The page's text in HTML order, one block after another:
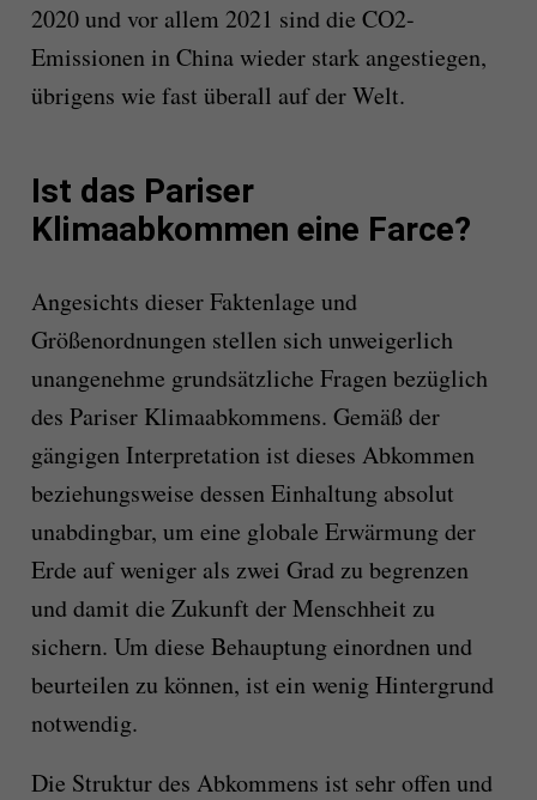
2020 und vor allem 2021 sind die CO2-
Emissionen in China wieder stark angestiegen,
übrigens wie fast überall auf der Welt.
Ist das Pariser
Klimaabkommen eine Farce?
Angesichts dieser Faktenlage und
Größenordnungen stellen sich unweigerlich
unangenehme grundsätzliche Fragen bezüglich
des Pariser Klimaabkommens. Gemäß der
gängigen Interpretation ist dieses Abkommen
beziehungsweise dessen Einhaltung absolut
unabdingbar, um eine globale Erwärmung der
Erde auf weniger als zwei Grad zu begrenzen
und damit die Zukunft der Menschheit zu
sichern. Um diese Behauptung einordnen und
beurteilen zu können, ist ein wenig Hintergrund
notwendig.
Die Struktur des Abkommens ist sehr offen und